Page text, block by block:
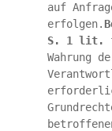
auf
erfolgen.
S. 1 lit. f)
Wahrung